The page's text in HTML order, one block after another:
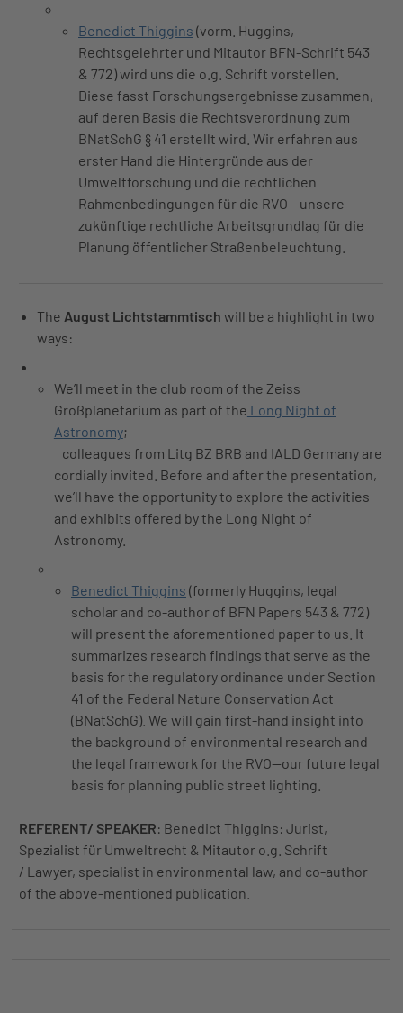
Benedict Thiggins (vorm. Huggins,
Rechtsgelehrter und Mitautor BFN-Schrift 543
& 772) wird uns die o.g. Schrift vorstellen.
Diese fasst Forschungsergebnisse zusammen,
auf deren Basis die Rechtsverordnung zum
BNatSchG § 41 erstellt wird. Wir erfahren aus
erster Hand die Hintergründe aus der
Umweltforschung und die rechtlichen
Rahmenbedingungen für die RVO – unsere
zukünftige rechtliche Arbeitsgrundlag für die
Planung öffentlicher Straßenbeleuchtung.
The August Lichtstammtisch will be a highlight in two
ways:
We’ll meet in the club room of the Zeiss
Großplanetarium as part of the Long Night of
Astronomy;
colleagues from Litg BZ BRB and IALD Germany are
cordially invited. Before and after the presentation,
we’ll have the opportunity to explore the activities
and exhibits offered by the Long Night of
Astronomy.
Benedict Thiggins (formerly Huggins, legal
scholar and co-author of BFN Papers 543 & 772)
will present the aforementioned paper to us. It
summarizes research findings that serve as the
basis for the regulatory ordinance under Section
41 of the Federal Nature Conservation Act
(BNatSchG). We will gain first-hand insight into
the background of environmental research and
the legal framework for the RVO—our future legal
basis for planning public street lighting.
REFERENT/ SPEAKER: Benedict Thiggins: Jurist,
Spezialist für Umweltrecht & Mitautor o.g. Schrift
/ Lawyer, specialist in environmental law, and co-author
of the above-mentioned publication.